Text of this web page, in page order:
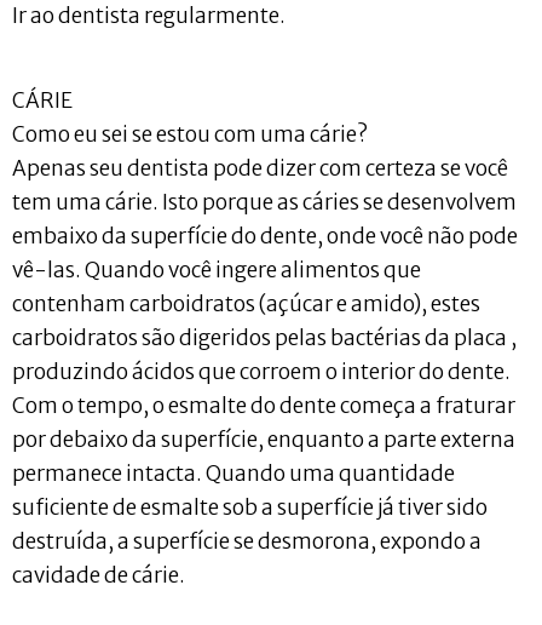
Ir ao dentista regularmente.
CÁRIE
Como eu sei se estou com uma cárie?
Apenas seu dentista pode dizer com certeza se você
tem uma cárie. Isto porque as cáries se desenvolvem
embaixo da superfície do dente, onde você não pode
vê-las. Quando você ingere alimentos que
contenham carboidratos (açúcar e amido), estes
carboidratos são digeridos pelas bactérias da placa ,
produzindo ácidos que corroem o interior do dente.
Com o tempo, o esmalte do dente começa a fraturar
por debaixo da superfície, enquanto a parte externa
permanece intacta. Quando uma quantidade
suficiente de esmalte sob a superfície já tiver sido
destruída, a superfície se desmorona, expondo a
cavidade de cárie.